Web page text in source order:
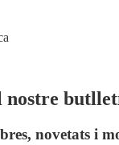
nostre
novetats i